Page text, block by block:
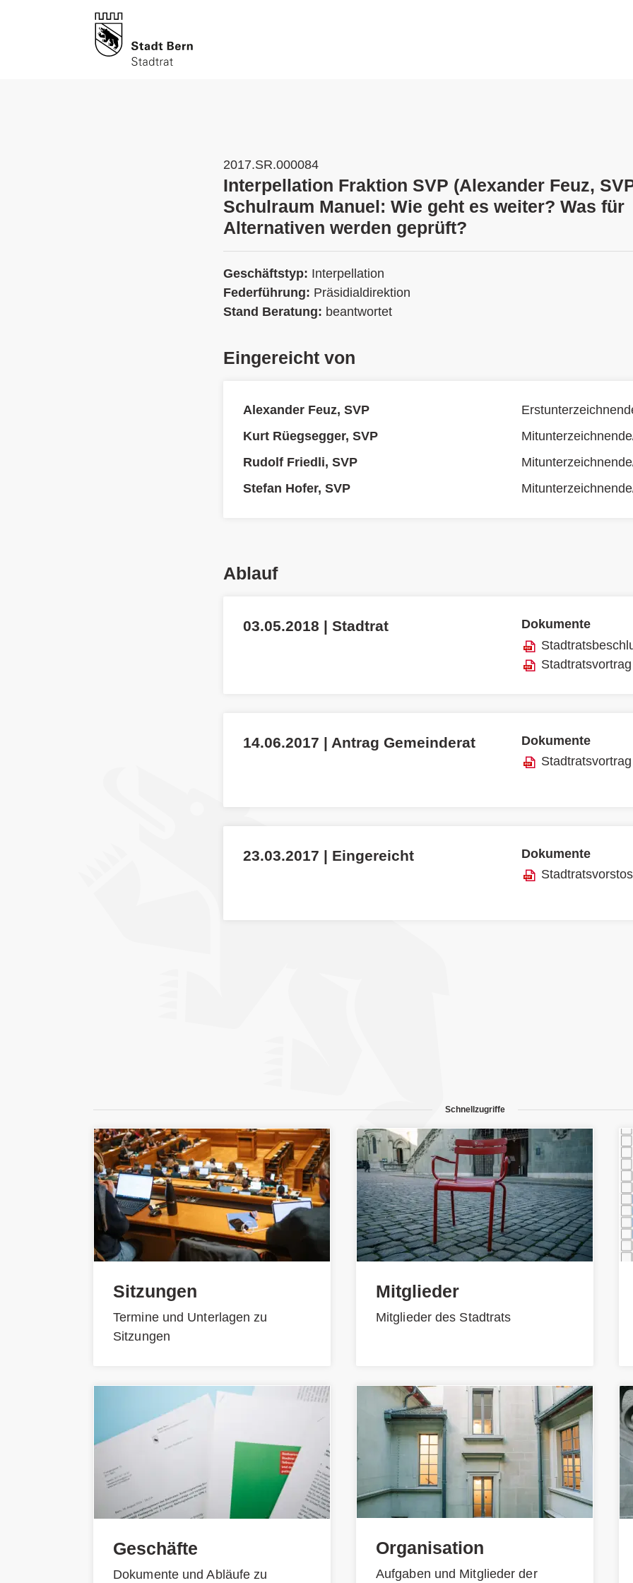
2017.SR.000084
Interpellation Fraktion SVP (Alexander Feuz,
Schulraum Manuel: Wie geht es weiter? Was für
Alternativen werden geprüft?
Geschäftstyp: Interpellation
Federführung: Präsidialdirektion
Stand Beratung: beantwortet
Eingereicht von
Alexander Feuz, SVP
Kurt Rüegsegger, SVP
Rudolf Friedli, SVP
Stefan Hofer, SVP
Ablauf
03.05.2018 | Stadtrat
Dokumente
Stadtratsvortrag
14.06.2017 | Antrag Gemeinderat
Dokumente
Stadtratsvortrag
23.03.2017 | Eingereicht
Dokumente
Schnellzugriffe
Sitzungen
Termine und Unterlagen zu
Sitzungen
Geschäfte
Dokumente und Abläufe zu
Mitglieder
Mitglieder des Stadtrats
Organisation
Aufgaben und Mitglieder der